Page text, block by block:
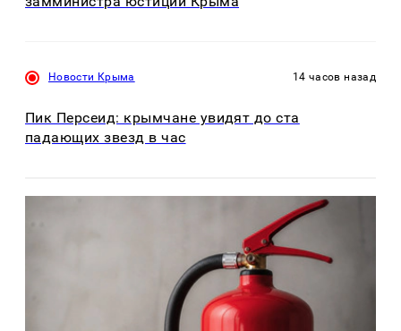
Новости Крыма 14 часов назад
Пик Персеид: крымчане увидят до ста
падающих звезд в час